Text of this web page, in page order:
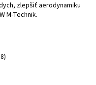
zlepšiť aerodynamiku
M-Technik.